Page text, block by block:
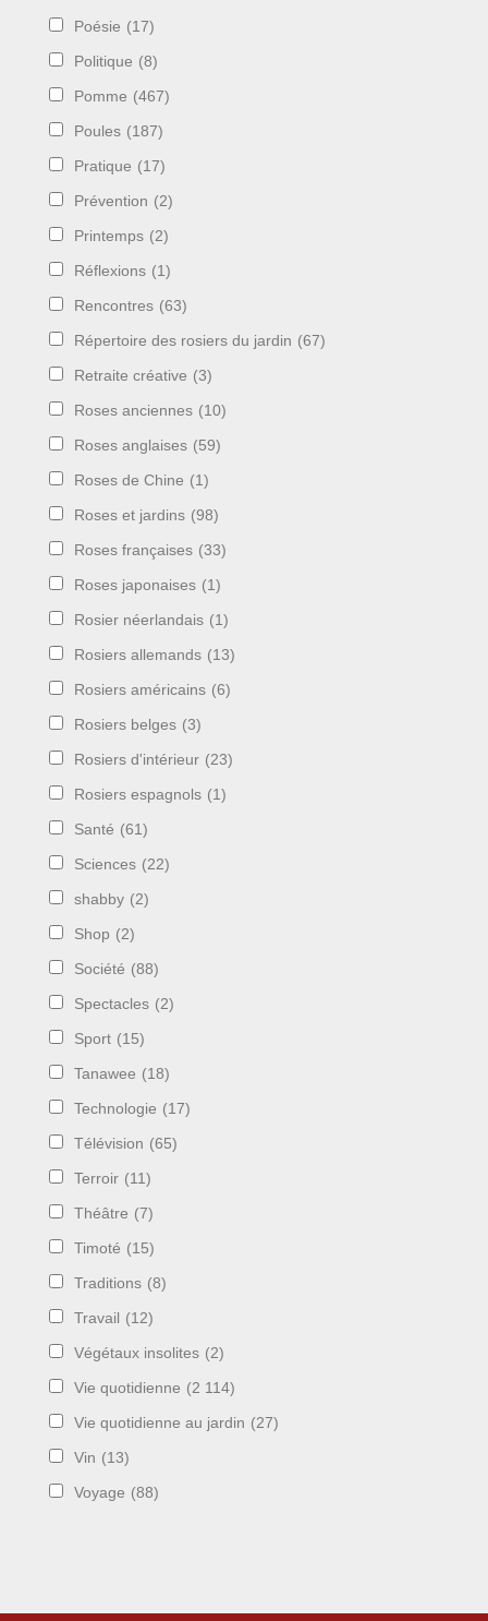
Poésie (17)
Politique (8)
Pomme (467)
Poules (187)
Pratique (17)
Prévention (2)
Printemps (2)
Réflexions (1)
Rencontres (63)
Répertoire des rosiers du jardin (67)
Retraite créative (3)
Roses anciennes (10)
Roses anglaises (59)
Roses de Chine (1)
Roses et jardins (98)
Roses françaises (33)
Roses japonaises (1)
Rosier néerlandais (1)
Rosiers allemands (13)
Rosiers américains (6)
Rosiers belges (3)
Rosiers d'intérieur (23)
Rosiers espagnols (1)
Santé (61)
Sciences (22)
shabby (2)
Shop (2)
Société (88)
Spectacles (2)
Sport (15)
Tanawee (18)
Technologie (17)
Télévision (65)
Terroir (11)
Théâtre (7)
Timoté (15)
Traditions (8)
Travail (12)
Végétaux insolites (2)
Vie quotidienne (2 114)
Vie quotidienne au jardin (27)
Vin (13)
Voyage (88)